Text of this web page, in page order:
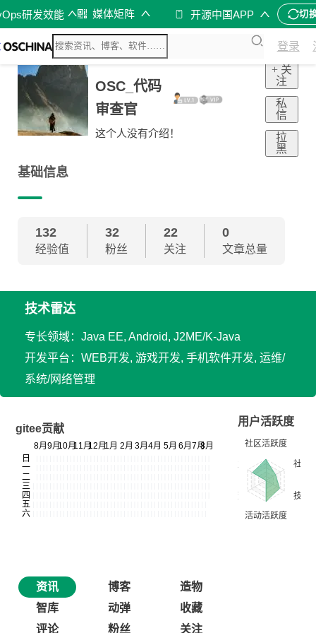
研发效能 媒体矩阵 开源中国APP 切
登录
OSC_代码
审查官
这个人没有介绍！
+ 关
注
私
信
拉
黑
基础信息
132
经验值
32
粉丝
22
关注
0
文章总量
技术雷达
专长领域：Java EE, Android, J2ME/K-Java
开发平台：WEB开发, 游戏开发, 手机软件开发, 运维/
系统/网络管理
gitee贡献
用户活跃度
资讯 博客
造物
智库
动弹
收藏
评论
粉丝 关注